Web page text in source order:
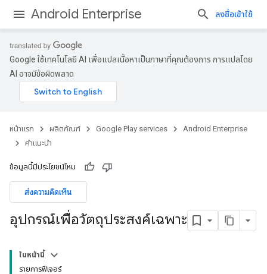
Android Enterprise ลงชื่อเข้าใช้
Google ใช้เทคโนโลยี AI เพื่อแปลเนื้อหาเป็นภาษาที่คุณต้องการ การแปลโดย
AI อาจมีข้อผิดพลาด
หน้าแรก ผลิตภัณฑ์ Google Play services
Android Enterprise
คำแนะนำ
ข้อมูลนี้มีประโยชน์ไหม
ส่งความคิดเห็น
อุปกรณ์เพื่อวัตถุประสงค์เฉพาะ
ในหน้านี้
รายการฟีเจอร์